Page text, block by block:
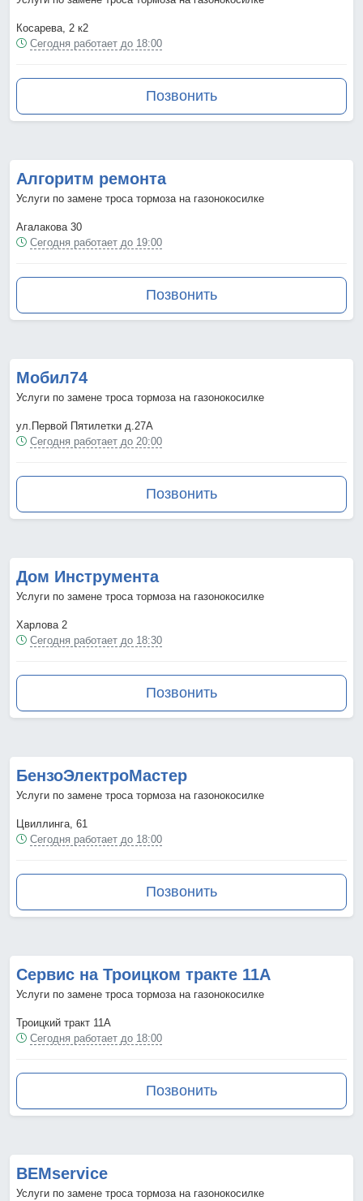
Косарева, 2 к2
Сегодня работает до 18:00
Позвонить
Алгоритм ремонта
Услуги по замене троса тормоза на газонокосилке
Агалакова 30
Сегодня работает до 19:00
Позвонить
Мобил74
Услуги по замене троса тормоза на газонокосилке
ул.Первой Пятилетки д.27А
Сегодня работает до 20:00
Позвонить
Дом Инструмента
Услуги по замене троса тормоза на газонокосилке
Харлова 2
Сегодня работает до 18:30
Позвонить
БензоЭлектроМастер
Услуги по замене троса тормоза на газонокосилке
Цвиллинга, 61
Сегодня работает до 18:00
Позвонить
Сервис на Троицком тракте 11А
Услуги по замене троса тормоза на газонокосилке
Троицкий тракт 11А
Сегодня работает до 18:00
Позвонить
BEMservice
Услуги по замене троса тормоза на газонокосилке